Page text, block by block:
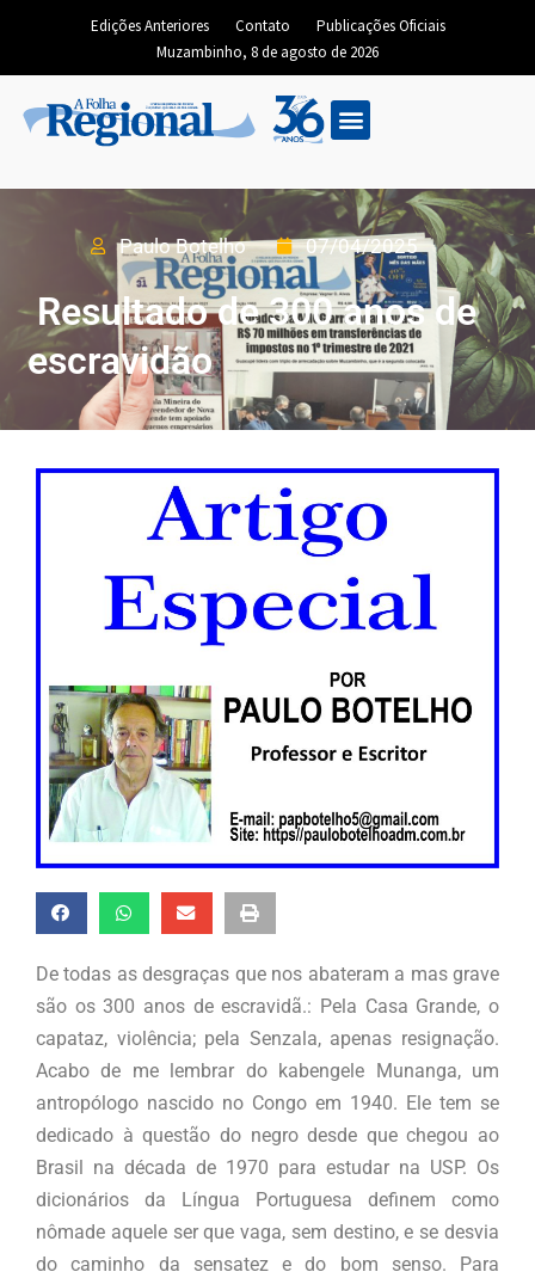
Edições Anteriores Contato
Publicações Oficiais
Muzambinho, 8 de agosto de 2026
Paulo Botelho 07/04/2025
Resultado de 300 anos de
escravidão
De todas as desgraças que nos abateram a mas grave
são os 300 anos de escravidã.: Pela Casa Grande, o
capataz, violência; pela Senzala, apenas resignação.
Acabo de me lembrar do kabengele Munanga, um
antropólogo nascido no Congo em 1940. Ele tem se
dedicado à questão do negro desde que chegou ao
Brasil na década de 1970 para estudar na USP. Os
dicionários da Língua Portuguesa definem como
nômade aquele ser que vaga, sem destino, e se desvia
do caminho da sensatez e do bom senso. Para